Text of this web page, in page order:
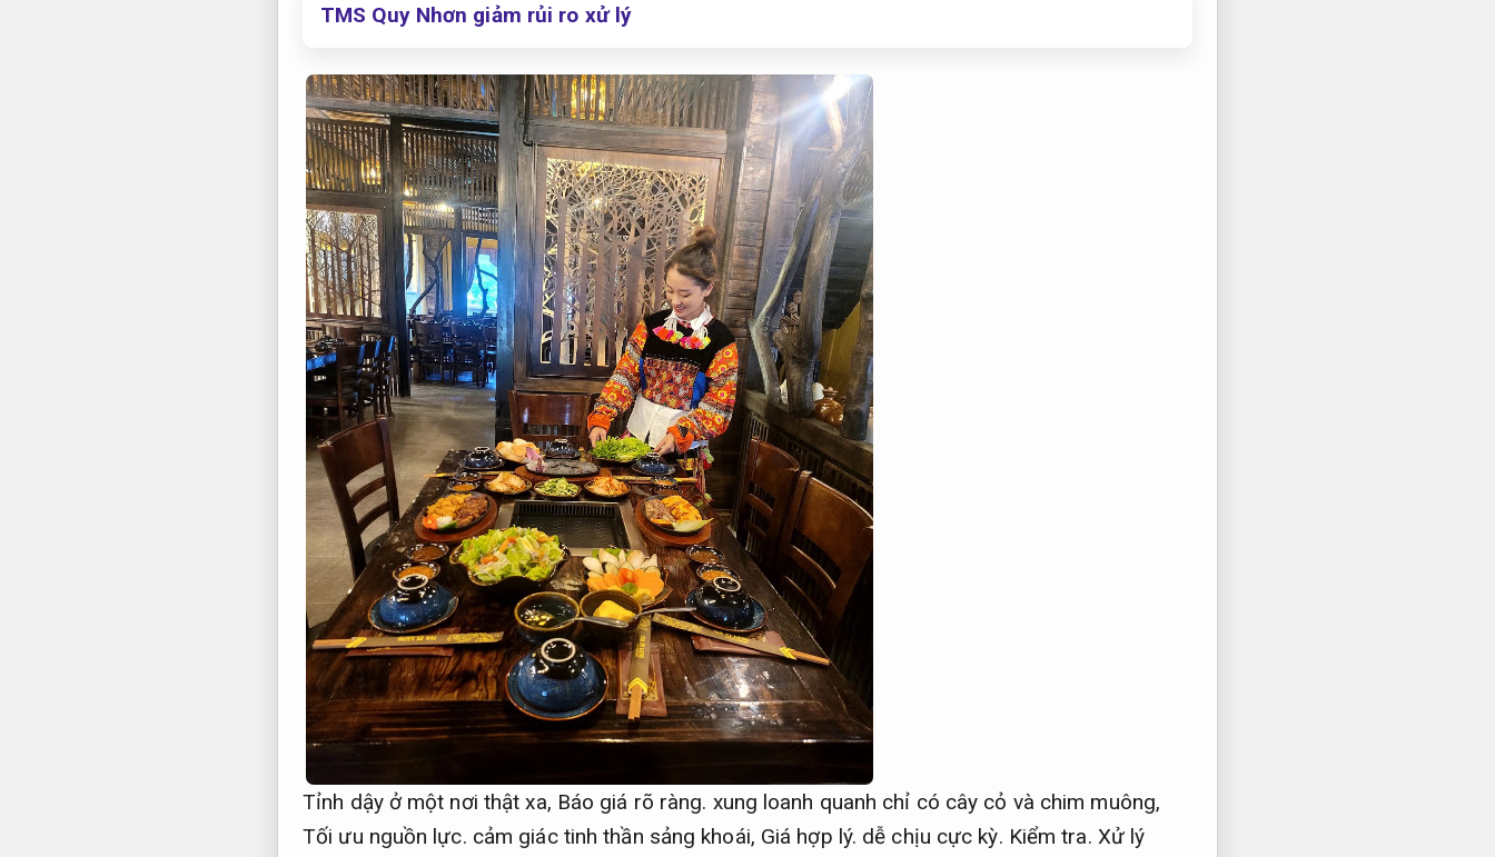
TMS Quy Nhơn giảm rủi ro xử lý
Tỉnh dậy ở một nơi thật xa, Báo giá rõ ràng. xung loanh quanh chỉ có cây cỏ và chim muông,
Tối ưu nguồn lực. cảm giác tinh thần sảng khoái, Giá hợp lý. dễ chịu cực kỳ. Kiểm tra. Xử lý